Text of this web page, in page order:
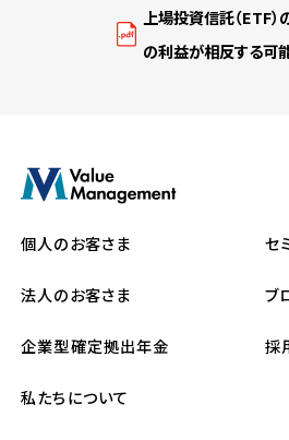
上場投資信託（ETF
の利益が相反する可
個人のお客さま
法人のお客さま
企業型確定拠出年金
私たちについて
セ
ブ
採